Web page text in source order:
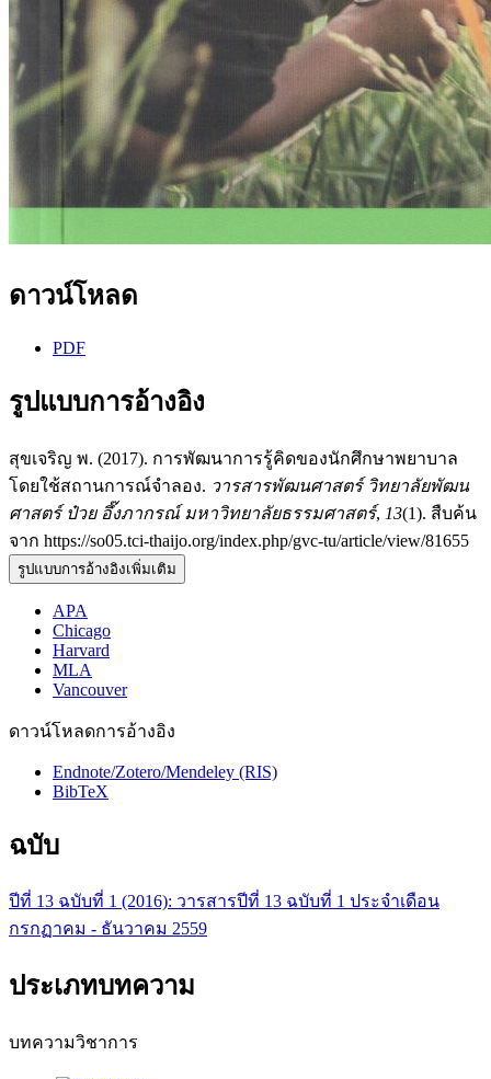
ดาวน์โหลด
PDF
รูปแบบการอ้างอิง
สุขเจริญ พ. (2017). การพัฒนาการรู้คิดของนักศึกษาพยาบาล
โดยใช้สถานการณ์จำลอง. วารสารพัฒนศาสตร์ วิทยาลัยพัฒน
ศาสตร์ ป๋วย อึ๊งภากรณ์ มหาวิทยาลัยธรรมศาสตร์, 13(1). สืบค้น
จาก https://so05.tci-thaijo.org/index.php/gvc-tu/article/view/81655
รูปแบบการอ้างอิงเพิ่มเติม
APA
Chicago
Harvard
MLA
Vancouver
ดาวน์โหลดการอ้างอิง
Endnote/Zotero/Mendeley (RIS)
BibTeX
ฉบับ
ปีที่ 13 ฉบับที่ 1 (2016): วารสารปีที่ 13 ฉบับที่ 1 ประจำเดือน
กรกฏาคม - ธันวาคม 2559
ประเภทบทความ
บทความวิชาการ